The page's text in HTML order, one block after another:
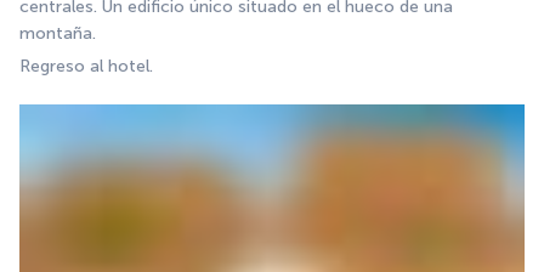
centrales. Un edificio único situado en el hueco de una
montaña.
Regreso al hotel.